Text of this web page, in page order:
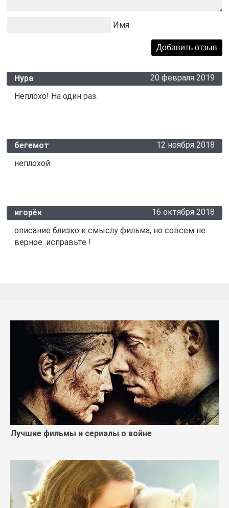
Имя
Нура
20 февраля 2019
Неплохо! На один раз.
бегемот
12 ноября 2018
неплохой
игорёк
16 октября 2018
описание близко к смыслу фильма, но совсем не
верное. исправьте !
Лучшие фильмы и сериалы о войне